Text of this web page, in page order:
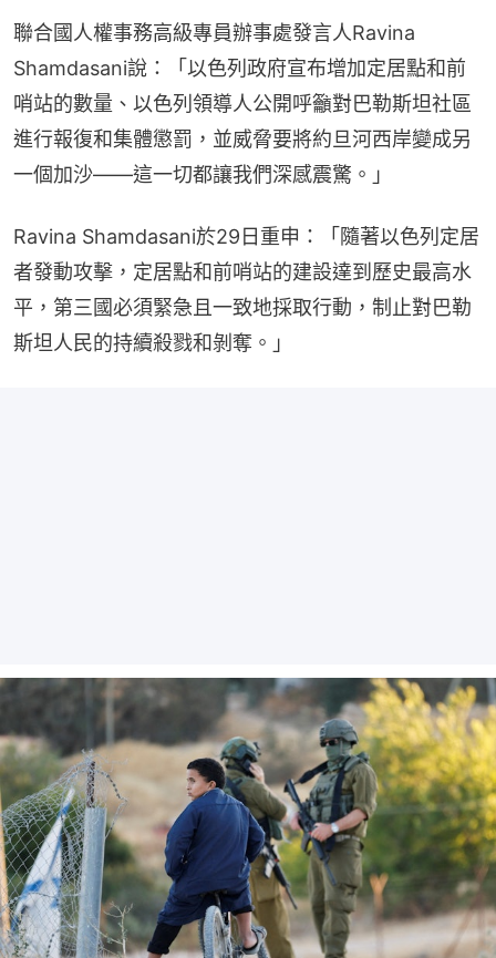
聯合國人權事務高級專員辦事處發言人Ravina
Shamdasani說：「以色列政府宣布增加定居點和前
哨站的數量、以色列領導人公開呼籲對巴勒斯坦社區
進行報復和集體懲罰，並威脅要將約旦河西岸變成另
一個加沙——這一切都讓我們深感震驚。」
Ravina Shamdasani於29日重申：「隨著以色列定居
者發動攻擊，定居點和前哨站的建設達到歷史最高水
平，第三國必須緊急且一致地採取行動，制止對巴勒
斯坦人民的持續殺戮和剝奪。」